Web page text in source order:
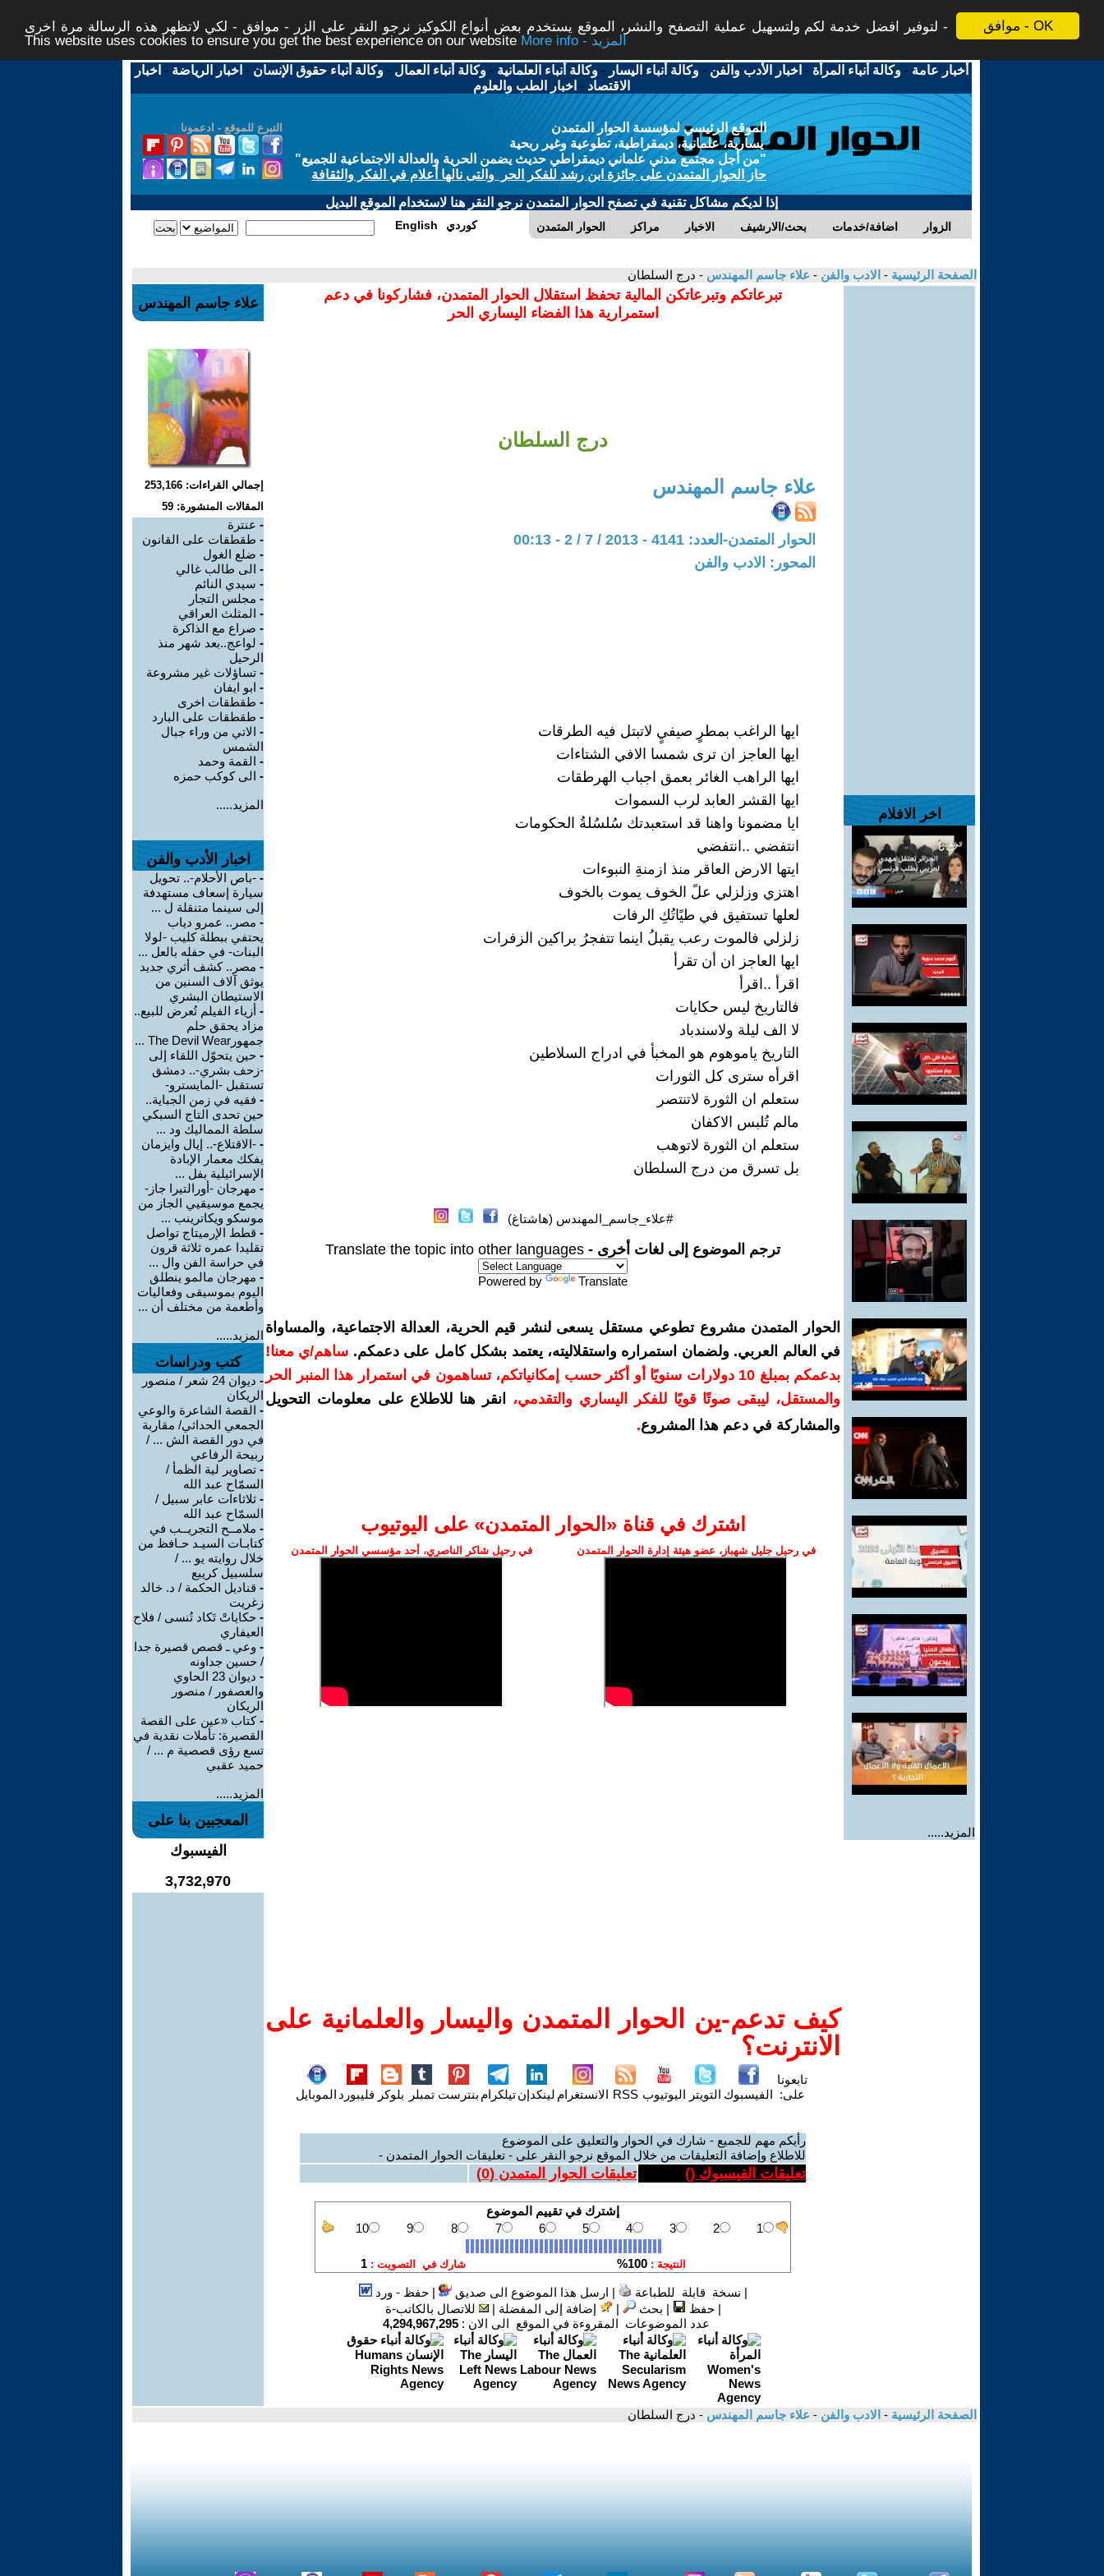
موافق - OK
لتوفير افضل خدمة لكم ولتسهيل عملية التصفح والنشر، الموقع يستخدم بعض أنواع الكوكيز نرجو النقر على الزر - موافق - لكي لاتظهر هذه الرسالة مرة اخرى -
This website uses cookies to ensure you get the best experience on our website
More info - المزيد
أخبار عامة -وكالة أنباء المرأة - اخبار الأدب والفن -وكالة أنباء اليسار -وكالة أنباء العلمانية -وكالة أنباء العمال -وكالة أنباء حقوق الإنسان - اخبار الرياضة - اخبار
الاقتصاد - اخبار الطب والعلوم
التبرع للموقع - ادعمونا
الموقع الرئيسي لمؤسسة الحوار المتمدن
يسارية، علمانية، ديمقراطية، تطوعية وغير ربحية
"من أجل مجتمع مدني علماني ديمقراطي حديث يضمن الحرية والعدالة الاجتماعية للجميع"
حاز الحوار المتمدن على جائزة ابن رشد للفكر الحر والتى نالها أعلام في الفكر والثقافة
إذا لديكم مشاكل تقنية في تصفح الحوار المتمدن نرجو النقر هنا لاستخدام الموقع البديل
الحوار المتمدن مراكز الاخبار بحث/الارشيف اضافة/خدمات الزوار English كوردي
الصفحة الرئيسية - الادب والفن - علاء جاسم المهندس - درج السلطان
اخر الافلام
المزيد.....
تبرعاتكم وتبرعاتكن المالية تحفظ استقلال الحوار المتمدن، فشاركونا في دعم
استمرارية هذا الفضاء اليساري الحر
درج السلطان
علاء جاسم المهندس
الحوار المتمدن-العدد: 4141 - 2013 / 7 / 2 - 00:13
المحور: الادب والفن
ايها الراغب بمطرٍ صيفيٍ لاتبتل فيه الطرقات
ايها العاجز ان ترى شمسا الافي الشتاءات
ايها الراهب الغائر بعمق اجباب الهرطقات
ايها القشر العابد لرب السموات
ايا مضمونا واهنا قد استعبدتك سُلسُلةُ الحكومات
انتفضي ..انتفضي
ايتها الارض العاقر منذ ازمنةِ النبوءات
اهتزي وزلزلي علً الخوف يموت بالخوف
لعلها تستفيق في طيًاتُكِ الرفات
زلزلي فالموت رعب يقبلُ اينما تتفجرُ براكين الزفرات
ايها العاجز ان أن تقرأ
اقرأ ..اقرأ
فالتاريخ ليس حكايات
لا الف ليلة ولاسندباد
التاريخ ياموهوم هو المخبأ في ادراج السلاطين
اقرأه سترى كل الثورات
ستعلم ان الثورة لاتنتصر
مالم تُلبس الاكفان
ستعلم ان الثورة لاتوهب
بل تسرق من درج السلطان
#علاء_جاسم_المهندس (هاشتاغ)
ترجم الموضوع إلى لغات أخرى - Translate the topic into other languages
Powered by Translate
الحوار المتمدن مشروع تطوعي مستقل يسعى لنشر قيم الحرية، العدالة الاجتماعية، والمساواة
في العالم العربي. ولضمان استمراره واستقلاليته، يعتمد بشكل كامل على دعمكم. ساهم/ي معنا!
بدعمكم بمبلغ 10 دولارات سنويًا أو أكثر حسب إمكانياتكم، تساهمون في استمرار هذا المنبر الحر
والمستقل، ليبقى صوتًا قويًا للفكر اليساري والتقدمي،
انقر هنا للاطلاع على معلومات التحويل
والمشاركة في دعم هذا المشروع.
اشترك في قناة ‫«الحوار المتمدن» على اليوتيوب
في رحيل جليل شهباز، عضو هيئة إدارة الحوار المتمدن في رحيل شاكر الناصري، أحد مؤسسي الحوار المتمدن
كيف تدعم-ين الحوار المتمدن واليسار والعلمانية على
الانترنت؟
تابعونا
على: الفيسبوك التويتر اليوتيوب RSS الانستغرام لينكدإنتيلكرام بنترست تمبلر بلوكر فليبورد الموبايل
رأيكم مهم للجميع - شارك في الحوار والتعليق على الموضوع
للاطلاع وإضافة التعليقات من خلال الموقع نرجو النقر على - تعليقات الحوار المتمدن -
تعليقات الفيسبوك () تعليقات الحوار المتمدن (0
)
| نسخة قابلة للطباعة | ارسل هذا الموضوع الى صديق |حفظ - ورد
|حفظ | بحث | إضافة إلى المفضلة |
للاتصال بالكاتب-ة
عدد الموضوعات المقروءة في الموقع الى الان : 4,294,967,295
علاء جاسم المهندس
إجمالي القراءات: 253,166
المقالات المنشورة: 59
- عنترة
- طقطقات على القانون
- ضلع الغول
- الى طالب غالي
- سيدي النائم
- مجلس التجار
- المثلث العراقي
- صراع مع الذاكرة
- لواعج..بعد شهر منذ
الرحيل
- تساؤلات غير مشروعة
- ابو ايفان
- طقطقات اخرى
- طقطقات على البارد
- الاتي من وراء جبال
الشمس
- القمة وحمد
- الى كوكب حمزه
المزيد.....
اخبار الأدب والفن
- -باص الأحلام-.. تحويل
سيارة إسعاف مستهدفة
إلى سينما متنقلة ل ...
- مصر.. عمرو دياب
يحتفي ببطلة كليب -لولا
البنات- في حفله بالعل ...
- مصر.. كشف أثري جديد
يوثق آلاف السنين من
الاستيطان البشري
- أزياء الفيلم تُعرض للبيع..
مزاد يحقق حلم
جمهورThe Devil Wear ...
- حين يتحوّل اللقاء إلى
-زحف بشري-.. دمشق
تستقبل -المايسترو-
- فقيه في زمن الجباية..
حين تحدى التاج السبكي
سلطة المماليك ود ...
- -الاقتلاع-.. إيال وايزمان
يفكك معمار الإبادة
الإسرائيلية بفل ...
- مهرجان -أورالتيرا جاز-
يجمع موسيقيي الجاز من
موسكو ويكاترينب ...
- قطط الإرميتاج تواصل
تقليدا عمره ثلاثة قرون
في حراسة الفن وال ...
- مهرجان مالمو ينطلق
اليوم بموسيقى وفعاليات
وأطعمة من مختلف أن ...
المزيد.....
كتب ودراسات
-
ديوان 24 شعر / منصور
الريكان
- القصة الشاعرة والوعي
الجمعي الحداثي/ مقاربة
في دور القصة الش ... /
ربيحة الرفاعي
- تصاوير لية الظمأ /
السمّاح عبد الله
- ثلاثاءات عابر سبيل /
السمّاح عبد الله
- ملامــح التجريــب في
كتابـات السيـد حـافظ من
خلال روايته يو ... /
سلسبيل كريبع
- قناديل الحكمة / د. خالد
زغريت
- حكاياتْ تَكاد تُنسى / فلاح
العيفاري
- وعي ـ قصص قصيرة جدا
/ حسين جداونه
-
ديوان 23 الحاوي
والعصفور / منصور
الريكان
-كتاب «عين على القصة
القصيرة: تأملات نقدية في
تسع رؤى قصصية م ... /
حميد عقبي
المزيد.....
المعجبين بنا على
الفيسبوك
3,732,970
الصفحة الرئيسية - الادب والفن - علاء جاسم المهندس - درج السلطان